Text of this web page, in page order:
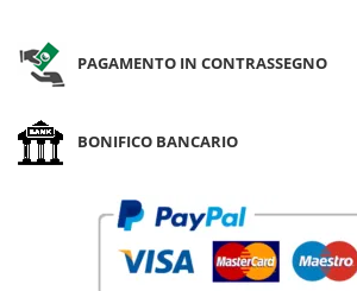
PAGAMENTO IN CONTRASSEGNO
BONIFICO BANCARIO